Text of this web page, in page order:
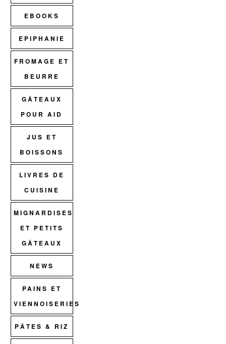
EBOOKS
EPIPHANIE
FROMAGE ET
BEURRE
GÂTEAUX
POUR AID
JUS ET
BOISSONS
LIVRES DE
CUISINE
MIGNARDISES
ET PETITS
GÂTEAUX
NEWS
PAINS ET
VIENNOISERIES
PÂTES & RIZ